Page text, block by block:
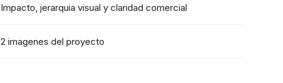
Impacto, jerarquia visual y claridad comercial
2 imagenes del proyecto